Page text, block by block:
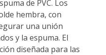
de PVC. Los
hembra, con
una unión
y la espuma. El
diseñada para las